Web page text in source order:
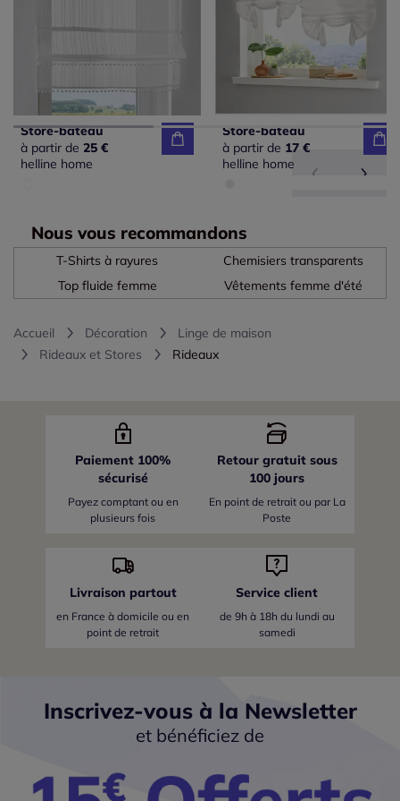
Store-bateau
à partir de 25 €
helline home
Store-bateau
à partir de 17 €
helline home
Nous vous recommandons
T-Shirts à rayures
Chemisiers transparents
Top fluide femme
Vêtements femme d'été
Accueil Décoration
Linge de maison
Rideaux et Stores
Rideaux
Paiement 100%
sécurisé
Payez comptant ou en
plusieurs fois
Retour gratuit sous
100 jours
En point de retrait ou par La
Poste
Livraison partout
en France à domicile ou en
point de retrait
Service client
de 9h à 18h du lundi au
samedi
Inscrivez-vous à la Newsletter
et bénéficiez de